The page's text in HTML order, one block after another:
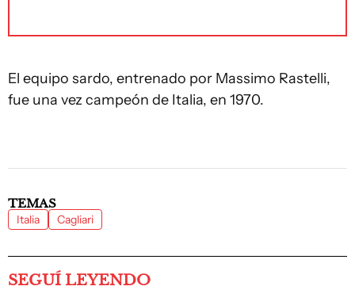
El equipo sardo, entrenado por Massimo Rastelli,
fue una vez campeón de Italia, en 1970.
TEMAS
Italia Cagliari
SEGUÍ LEYENDO